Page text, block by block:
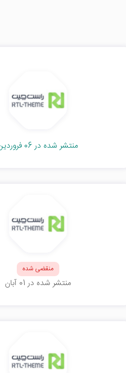
منتشر شده در 06 فروردین
منقضی شده
منتشر شده در 01 آبان